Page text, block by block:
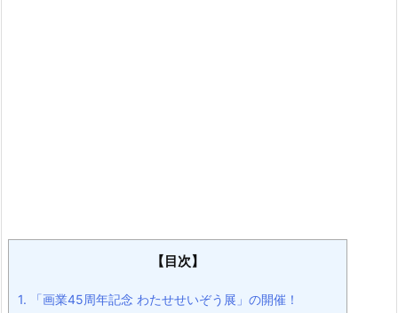
【目次】
1. 「画業45周年記念 わたせせいぞう展」の開催！